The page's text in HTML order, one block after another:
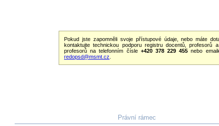
Pokud jste zapomněli svoje přístupové údaje, nebo máte
kontaktujte technickou podporu registru docentů, profesorů
profesorů na telefonním čísle +420 378 229 455 nebo
redopsd@msmt.cz
Právní rámec